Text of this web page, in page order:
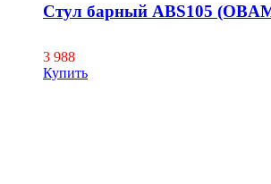
Стул барный ABS105
3 988
Купить